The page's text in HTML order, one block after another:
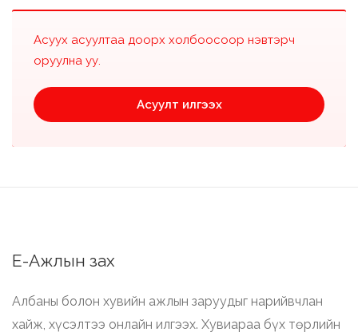
Асуух асуултаа доорх холбоосоор нэвтэрч
оруулна уу.
Асуулт илгээх
Е-Ажлын зах
Албаны болон хувийн ажлын заруудыг нарийвчлан
хайж, хүсэлтээ онлайн илгээх. Хувиараа бүх төрлийн